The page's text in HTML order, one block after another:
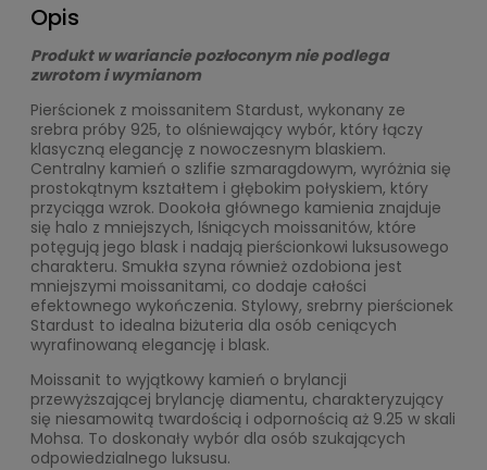
Opis
Produkt w wariancie pozłoconym nie podlega
zwrotom i wymianom
Pierścionek z moissanitem Stardust, wykonany ze
srebra próby 925, to olśniewający wybór, który łączy
klasyczną elegancję z nowoczesnym blaskiem.
Centralny kamień o szlifie szmaragdowym, wyróżnia się
prostokątnym kształtem i głębokim połyskiem, który
przyciąga wzrok. Dookoła głównego kamienia znajduje
się halo z mniejszych, lśniących moissanitów, które
potęgują jego blask i nadają pierścionkowi luksusowego
charakteru. Smukła szyna również ozdobiona jest
mniejszymi moissanitami, co dodaje całości
efektownego wykończenia. Stylowy, srebrny pierścionek
Stardust to idealna biżuteria dla osób ceniących
wyrafinowaną elegancję i blask.
Moissanit to wyjątkowy kamień o brylancji
przewyższającej brylancję diamentu, charakteryzujący
się niesamowitą twardością i odpornością aż 9.25 w skali
Mohsa. To doskonały wybór dla osób szukających
odpowiedzialnego luksusu.